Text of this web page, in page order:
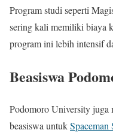
Program studi seperti
sering kali memiliki biaya
program ini lebih intensif
Beasiswa
Podomoro University juga
beasiswa untukSpaceman